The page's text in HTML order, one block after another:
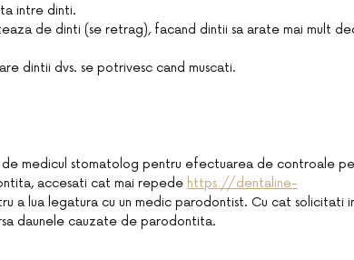
intre dinti.
de dinti (se retrag), facand dintii sa arate mai mult
dintii dvs. se potrivesc cand muscati.
medicul stomatolog pentru efectuarea de controale
accesati cat mai repede https://dentaline-
a lua legatura cu un medic parodontist. Cu cat solicitati
daunele cauzate de parodontita.